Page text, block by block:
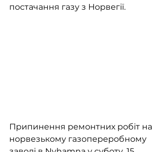
постачання газу з Норвегії.
Припинення ремонтних робіт на
норвезькому газопереробному